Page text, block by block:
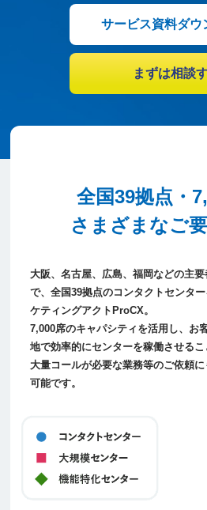
サービス資料ダウ
まずは相談
全国39拠点・7,000席でさまざま
全国39拠点・
さまざまなご
大阪、名古屋、広島、福岡などの主
で、 全国39拠点のコンタクトセンタ
ケティングアクトProCX。
7,000席のキャパシティを活用し、お
地で効率的にセンターを稼働させるこ
大量コールが必要な業務等のご依頼
可能です。